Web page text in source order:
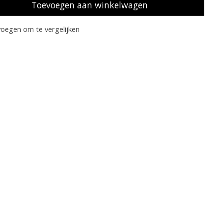
Toevoegen aan winkelwagen
om te vergelijken